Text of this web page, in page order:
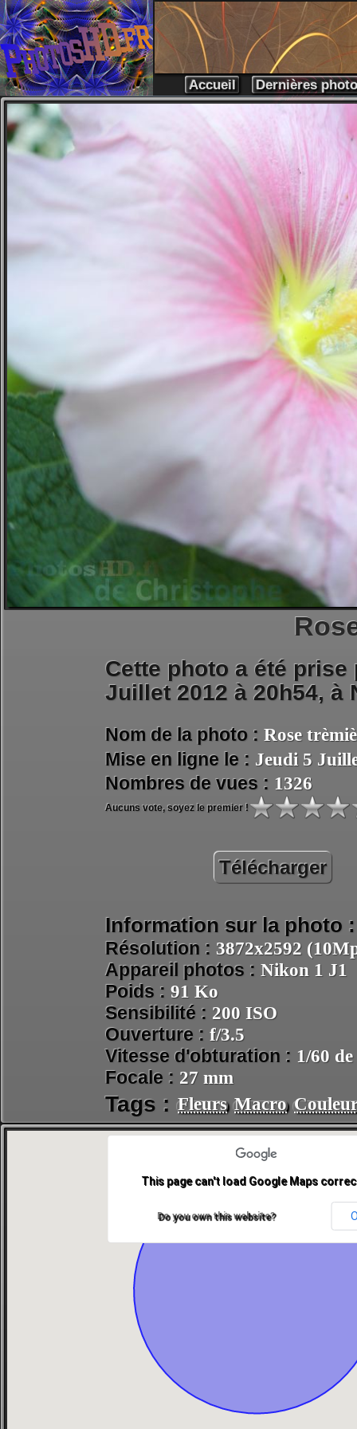
Accueil Dernières
Cette photo a été
Juillet 2012 à 20h54, à
Nom de la photo : Rose
Mise en ligne le : Jeudi 5
Nombres de vues : 1326
Aucuns vote, soyez le premier !
Télécharger
Information sur la photo :
Résolution : 3872x2592
Appareil photos : Nikon 1 J1
Poids : 91 Ko
Sensibilité : 200 ISO
Ouverture : f/3.5
Vitesse d'obturation : 1/60
Focale : 27 mm
Tags : Fleurs Macro
This page can't load Google Maps
Do you own this website?